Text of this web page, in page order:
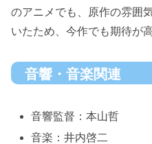
のアニメでも、原作の雰囲
いたため、今作でも期待が
音響・音楽関連
音響監督：本山哲
音楽：井内啓二